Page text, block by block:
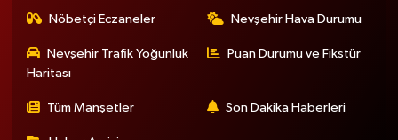
Nöbetçi Eczaneler Nevşehir Hava Durumu
Nevşehir Trafik Yoğunluk
Haritası
Puan Durumu ve Fikstür
Tüm Manşetler Son Dakika Haberleri